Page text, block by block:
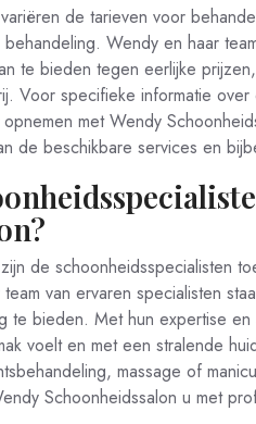
de tarieven voor
Wendy en haar
te bieden tegen eerlijke
Voor specifieke informatie
met Wendy
de beschikbare services en
de schoonheidsspecialisten
van ervaren specialisten
te bieden. Met hun expertise
voelt en met een stralende
massage of
Schoonheidssalon u met